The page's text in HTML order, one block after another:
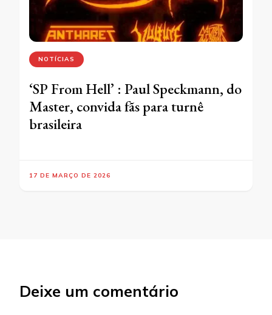
NOTÍCIAS
‘SP From Hell’ : Paul Speckmann, do
Master, convida fãs para turnê
brasileira
17 DE MARÇO DE 2026
Deixe um comentário